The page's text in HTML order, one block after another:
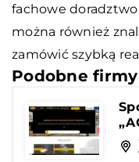
fachowe
można również
zamówić szybką
Podobne firmy